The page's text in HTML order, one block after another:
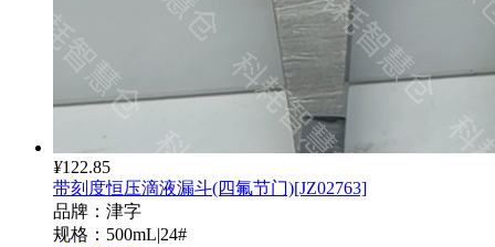
¥122.85
带刻度恒压滴液漏斗(四氟节门)[JZ02763]
品牌：津字
规格：500mL|24#